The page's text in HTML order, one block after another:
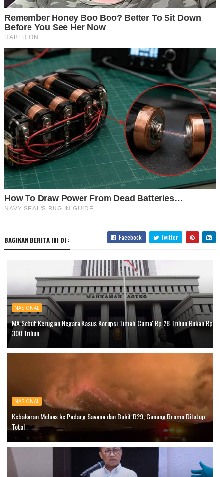
BAGIKAN BERITA INI DI : Facebook Twitter
NASIONAL
MA Sebut Kerugian Negara Kasus Korupsi Timah 'Cuma' Rp 28 Triliun Bukan Rp
300 Triliun
NASIONAL
Kebakaran Meluas ke Padang Savana dan Bukit B29, Gunung Bromo Ditutup
Total